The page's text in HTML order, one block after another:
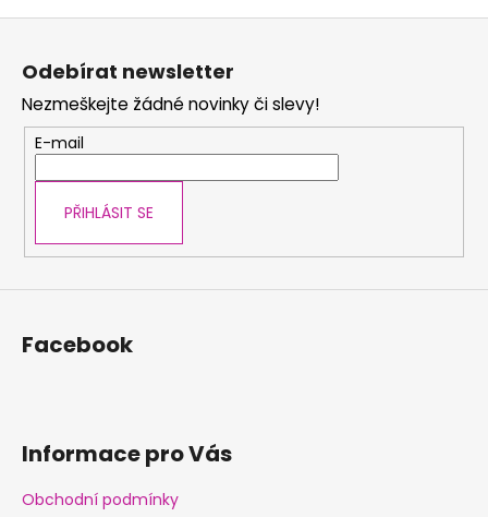
d
p
r
v
k
ý
o
í
Odebírat newsletter
Nezmeškejte žádné novinky či slevy!
E-mail
PŘIHLÁSIT SE
Facebook
Informace pro Vás
Obchodní podmínky